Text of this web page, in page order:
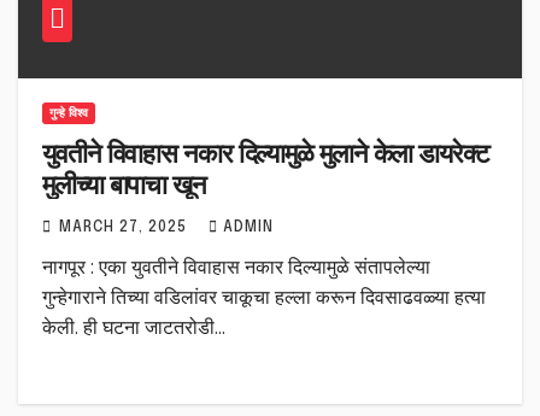
गुन्हे विश्व
युवतीने विवाहास नकार दिल्यामुळे मुलाने केला डायरेक्ट
मुलीच्या बापाचा खून
MARCH 27, 2025 ADMIN
नागपूर : एका युवतीने विवाहास नकार दिल्यामुळे संतापलेल्या
गुन्हेगाराने तिच्या वडिलांवर चाकूचा हल्ला करून दिवसाढवळ्या हत्या
केली. ही घटना जाटतरोडी…